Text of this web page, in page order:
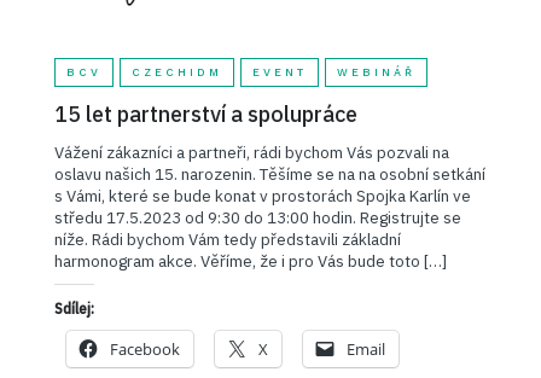
BCV CZECHIDM EVENT WEBINÁŘ
15 let partnerství a spolupráce
Vážení zákazníci a partneři, rádi bychom Vás pozvali na
oslavu našich 15. narozenin. Těšíme se na na osobní setkání
s Vámi, které se bude konat v prostorách Spojka Karlín ve
středu 17.5.2023 od 9:30 do 13:00 hodin. Registrujte se
níže. Rádi bychom Vám tedy představili základní
harmonogram akce. Věříme, že i pro Vás bude toto […]
Sdílej:
Facebook X Email